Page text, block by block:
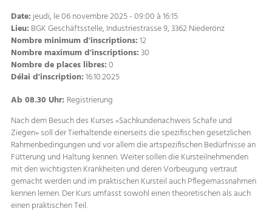
Date:jeudi, le 06 novembre 2025 - 09:00 à 16:15
Lieu: BGK Geschäftsstelle, Industriestrasse 9, 3362 Niederönz
Nombre minimum d'inscriptions:12
Nombre maximum d'inscriptions:30
Nombre de places libres:0
Délai d'inscription:16.10.2025
Ab 08.30 Uhr: Registrierung
Nach dem Besuch des Kurses «Sachkundenachweis Schafe und
Ziegen» soll der Tierhaltende einerseits die spezifischen gesetzlichen
Rahmenbedingungen und vor allem die artspezifischen Bedürfnisse an
Fütterung und Haltung kennen. Weiter sollen die Kursteilnehmenden
mit den wichtigsten Krankheiten und deren Vorbeugung vertraut
gemacht werden und im praktischen Kursteil auch Pflegemassnahmen
kennen lernen. Der Kurs umfasst sowohl einen theoretischen als auch
einen praktischen Teil.